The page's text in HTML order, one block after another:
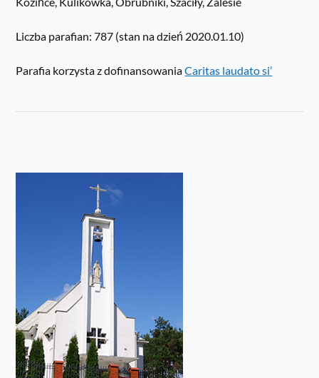
Liczba parafian: 787 (stan na dzień 2020.01.10)
Parafia korzysta z dofinansowaniaCaritas laudato si’